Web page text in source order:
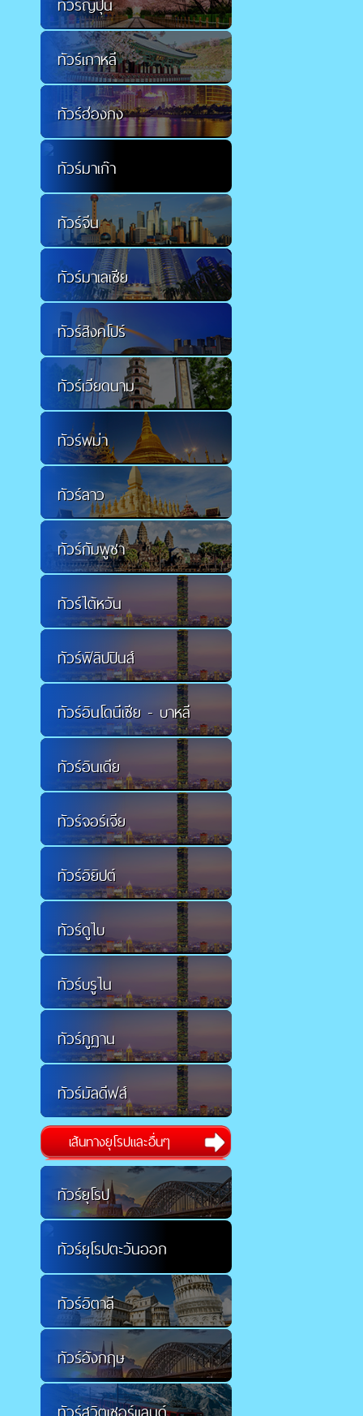
ทัวร์ญี่ปุ่น
ทัวร์เกาหลี
ทัวร์ฮ่องกง
ทัวร์มาเก๊า
ทัวร์จีน
ทัวร์มาเลเซีย
ทัวร์สิงคโปร์
ทัวร์เวียดนาม
ทัวร์พม่า
ทัวร์ลาว
ทัวร์กัมพูชา
ทัวร์ไต้หวัน
ทัวร์ฟิลิปปินส์
ทัวร์อินโดนีเซีย - บาหลี
ทัวร์อินเดีย
ทัวร์จอร์เจีย
ทัวร์อิยิปต์
ทัวร์ดูไบ
ทัวร์บรูไน
ทัวร์ภูฏาน
ทัวร์มัลดีฟส์
เส้นทางยุโรปและอื่นๆ
ทัวร์ยุโรป
ทัวร์ยุโรปตะวันออก
ทัวร์อิตาลี
ทัวร์อังกฤษ